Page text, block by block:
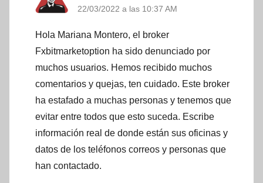
22/03/2022 a las 10:37 AM
Hola Mariana Montero, el broker
Fxbitmarketoption ha sido denunciado por
muchos usuarios. Hemos recibido muchos
comentarios y quejas, ten cuidado. Este broker
ha estafado a muchas personas y tenemos que
evitar entre todos que esto suceda. Escribe
información real de donde están sus oficinas y
datos de los teléfonos correos y personas que
han contactado.